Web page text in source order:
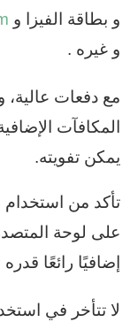
و بطاقة الفيزا و
و غيره .
مع دفعات
يمكن تفويته.
تأكد من استخدام
على لوحة
إضافيًا رائعًا قدره 500 دولار في جيبك.